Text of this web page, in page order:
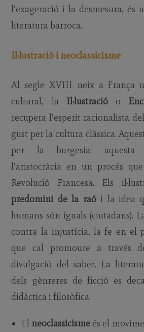
l’exageració i la desmesura, és
literatura barroca.
Il·lustració i neoclassicisme
Al segle XVIII neix a França
cultural, la Il·lustracióo
recupera l’esperit racionalista
gust per la cultura clàssica.
per la burgesia: aquesta
l’aristocràcia en un procés
Revolució Francesa. Els
predomini de la raói la idea
humans són iguals (ciutadans).
contra la injustícia, la fe en el
que cal promoure a través
divulgació del saber. La
dels gènreres de ficció es
didàctica i filosòfica.
El neoclassicisme és el